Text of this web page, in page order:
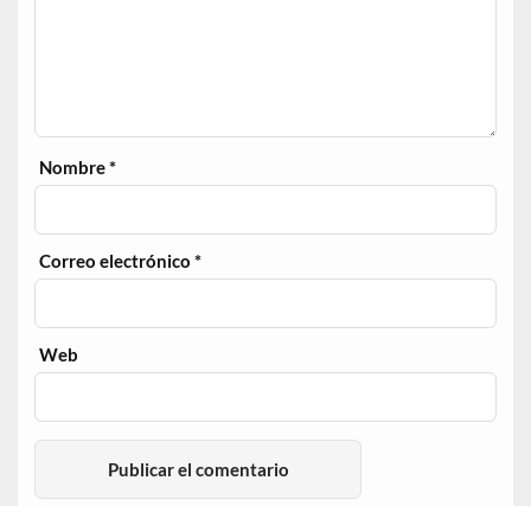
Nombre*
Correo electrónico*
Web